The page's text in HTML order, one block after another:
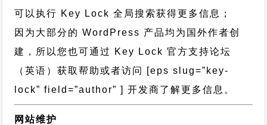
可以执行 Key Lock 全局搜索获得更多信息；
因为大部分的 WordPress 产品均为国外作者创
建，所以您也可通过 Key Lock 官方支持论坛
（英语）获取帮助或者访问 [eps slug=”key-
lock” field=”author” ] 开发商了解更多信息。
网站维护